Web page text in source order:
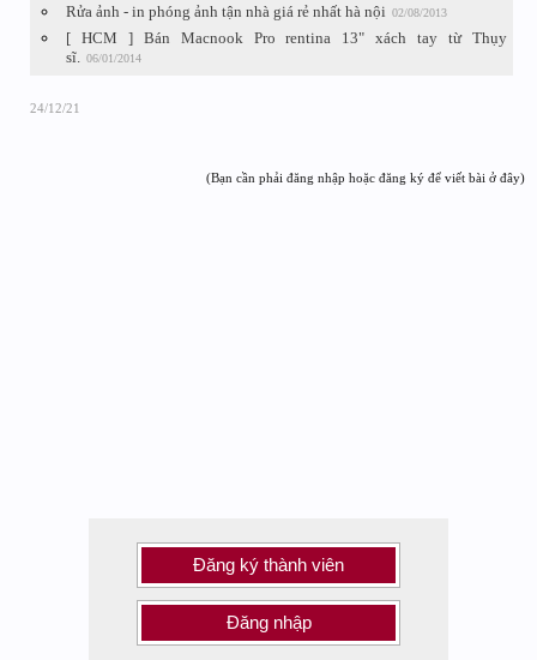
Rửa ảnh - in phóng ảnh tận nhà giá rẻ nhất hà nội 02/08/2013
[ HCM ] Bán Macnook Pro rentina 13" xách tay từ Thụy
sĩ. 06/01/2014
24/12/21
(Bạn cần phải đăng nhập hoặc đăng ký để viết bài ở đây)
Đăng ký thành viên
Đăng nhập